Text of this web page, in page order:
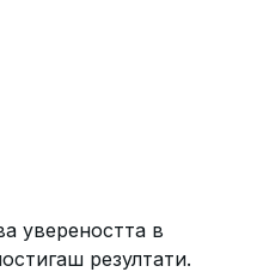
увереността в
резултати.